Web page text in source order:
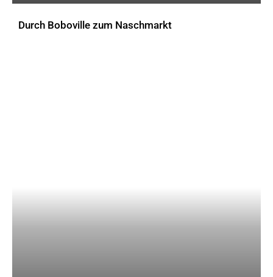
Durch Boboville zum Naschmarkt